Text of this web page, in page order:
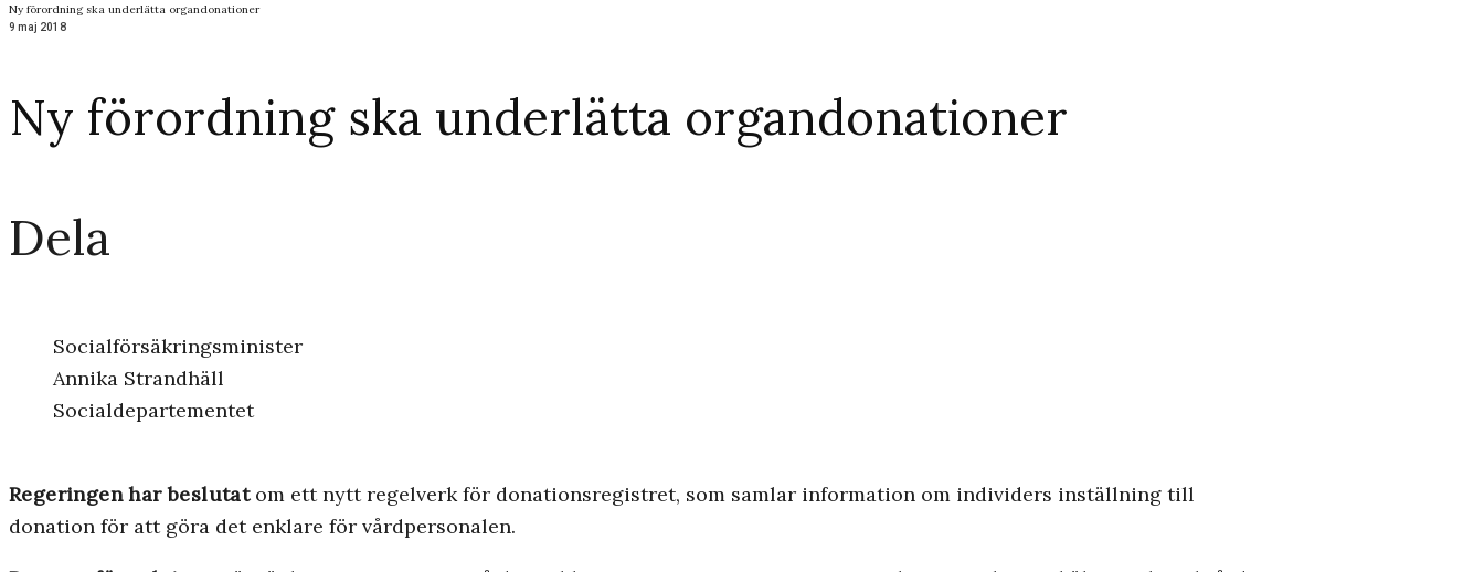
Ny förordning ska underlätta organdonationer
9 maj 2018
Ny förordning ska underlätta organdonationer
Dela
Socialförsäkringsminister
Annika Strandhäll
Socialdepartementet
Regeringen har beslutatom ett nytt regelverk för donationsregistret, som samlar information om individers inställning till
donation för att göra det enklare för vårdpersonalen.